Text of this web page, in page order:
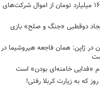
تهاتر ۱۶۷۳ میلیارد تومان از اموال شرکت‌های
دوقطبی «جنگ و صلح‌» بازی
در ژاپن: همان فاجعه هیروشیما در
«فدایی خامنه‌ای بودن» است
که به زیارت کربلا رفتی!